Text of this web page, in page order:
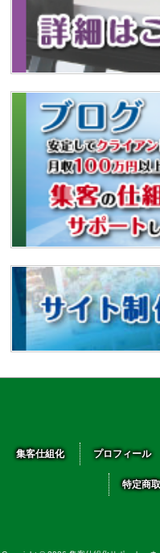
集客仕組化 プロフィール
特定商